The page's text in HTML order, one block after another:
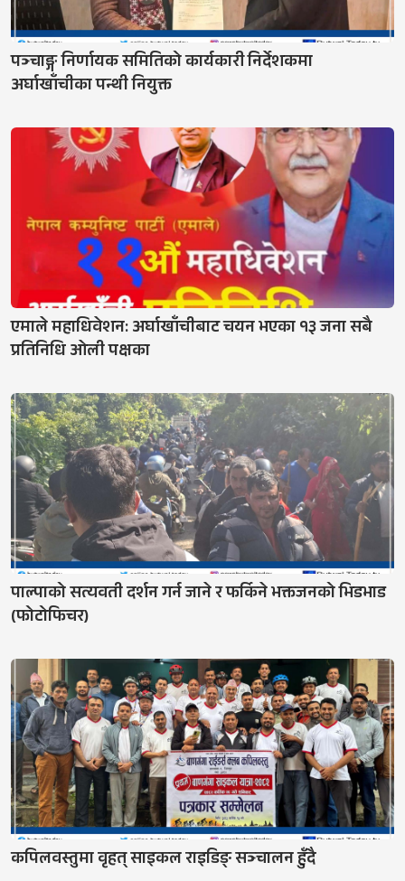
पञ्चाङ्ग निर्णायक समितिको कार्यकारी निर्देशकमा
अर्घाखाँचीका पन्थी नियुक्त
एमाले महाधिवेशन: अर्घाखाँचीबाट चयन भएका १३ जना सबै
प्रतिनिधि ओली पक्षका
पाल्पाको सत्यवती दर्शन गर्न जाने र फर्किने भक्तजनको भिडभाड
(फोटोफिचर)
कपिलवस्तुमा वृहत् साइकल राइडिङ् सञ्चालन हुँदै